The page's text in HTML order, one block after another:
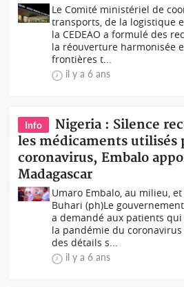
Le Comité ministériel de
transports, de la logistique
la CEDEAO a formulé des
la réouverture harmonisée
frontières t...
il y a 6 ans
Info
Nigeria : Silence
les médicaments utilisés
coronavirus, Embalo
Madagascar
Umaro Embalo, au milieu,
Buhari (ph)Le
a demandé aux patients
la pandémie du
des détails s...
il y a 6 ans